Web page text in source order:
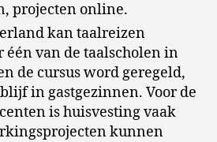
projecten online.
kan taalreizen
één van de taalscholen in
de cursus word geregeld,
in gastgezinnen. Voor de
is huisvesting vaak
kunnen